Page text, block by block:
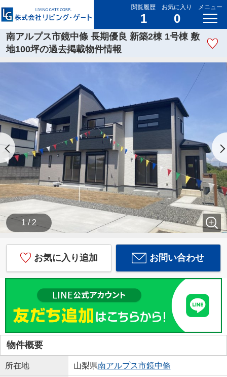
閲覧履歴
1
お気に入り
0
メニュー
南アルプス市鏡中條 長期優良 新築2棟 1号棟 敷
地100坪の過去掲載物件情報
1 / 2
お気に入り追加 お問い合わせ
物件概要
所在地 山梨県南アルプス市鏡中條